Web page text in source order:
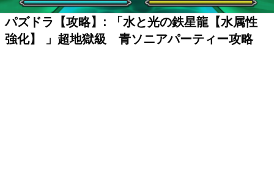
パズドラ【攻略】: 「水と光の鉄星龍【水属性
強化】 」超地獄級 青ソニアパーティー攻略